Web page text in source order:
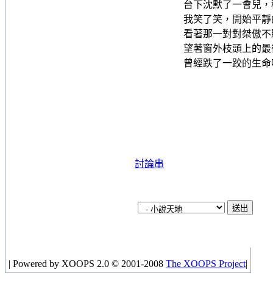
台下沈默了一會兒
我笑了笑，開始平
看著那一對對桀傲
望著窗外枝頭上的
曾經跌了一跤的生命
討論串
| Powered by XOOPS 2.0 © 2001-2008 The XOOPS Project|